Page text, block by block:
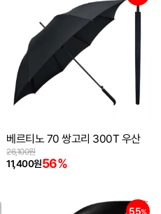
베르티노 70 쌍고리 300T 우산
11,400원56%
26,100원
55